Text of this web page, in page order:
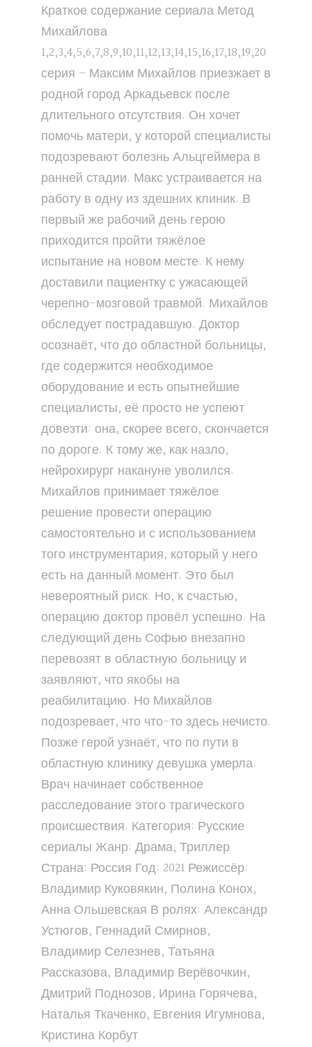
Краткое содержание сериала Метод
Михайлова
1,2,3,4,5,6,7,8,9,10,11,12,13,14,15,16,17,18,19,20
серия – Максим Михайлов приезжает в
родной город Аркадьевск после
длительного отсутствия. Он хочет
помочь матери, у которой специалисты
подозревают болезнь Альцгеймера в
ранней стадии. Макс устраивается на
работу в одну из здешних клиник. В
первый же рабочий день герою
приходится пройти тяжёлое
испытание на новом месте. К нему
доставили пациентку с ужасающей
черепно-мозговой травмой. Михайлов
обследует пострадавшую. Доктор
осознаёт, что до областной больницы,
где содержится необходимое
оборудование и есть опытнейшие
специалисты, её просто не успеют
довезти: она, скорее всего, скончается
по дороге. К тому же, как назло,
нейрохирург накануне уволился.
Михайлов принимает тяжёлое
решение провести операцию
самостоятельно и с использованием
того инструментария, который у него
есть на данный момент. Это был
невероятный риск. Но, к счастью,
операцию доктор провёл успешно. На
следующий день Софью внезапно
перевозят в областную больницу и
заявляют, что якобы на
реабилитацию. Но Михайлов
подозревает, что что-то здесь нечисто.
Позже герой узнаёт, что по пути в
областную клинику девушка умерла.
Врач начинает собственное
расследование этого трагического
происшествия. Категория: Русские
сериалы Жанр: Драма, Триллер
Страна: Россия Год: 2021 Режиссёр:
Владимир Куковякин, Полина Конох,
Анна Ольшевская В ролях: Александр
Устюгов, Геннадий Смирнов,
Владимир Селезнев, Татьяна
Рассказова, Владимир Верёвочкин,
Дмитрий Поднозов, Ирина Горячева,
Наталья Ткаченко, Евгения Игумнова,
Кристина Корбут